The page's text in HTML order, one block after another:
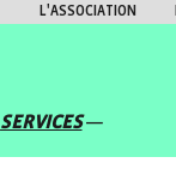
L'ASSOCIATION
SERVICES